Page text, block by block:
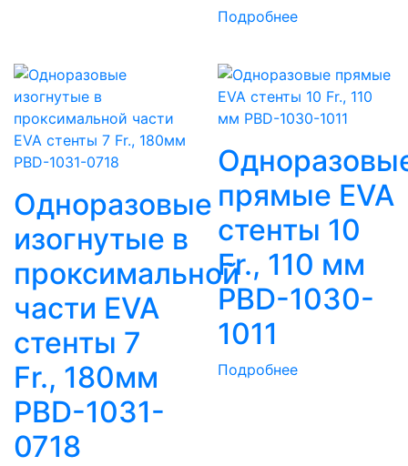
Подробнее
Одноразовые
изогнутые в
проксимальной
части EVA
стенты 7
Fr., 180мм
PBD-1031-
0718
прямые EVA
стенты 10
Fr., 110 мм
PBD-1030-
1011
Подробнее